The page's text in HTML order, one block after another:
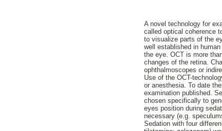
A novel technology for
called optical coherence
to visualize parts of the
well established in
the eye. OCT is more
changes of the retina.
ophthalmoscopes or
Use of the OCT-
or anesthesia. To date
examination published.
chosen specifically to
eyes position during
necessary (e.g.
Sedation with four